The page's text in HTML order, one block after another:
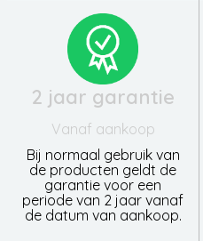
2 jaar garantie
Vanaf aankoop
Bij normaal gebruik van
de producten geldt de
garantie voor een
periode van 2 jaar vanaf
de datum van aankoop.